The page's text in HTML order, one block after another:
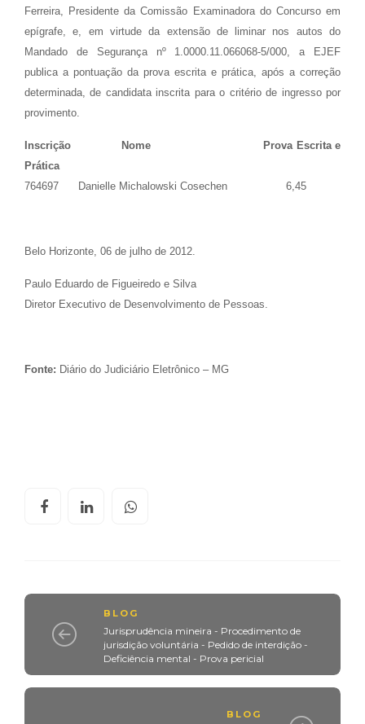
Ferreira, Presidente da Comissão Examinadora do Concurso em
epígrafe, e, em virtude da extensão de liminar nos autos do
Mandado de Segurança nº 1.0000.11.066068-5/000, a EJEF
publica a pontuação da prova escrita e prática, após a correção
determinada, de candidata inscrita para o critério de ingresso por
provimento.
Inscrição Nome Prova Escrita e
Prática
764697 Danielle Michalowski Cosechen 6,45
Belo Horizonte, 06 de julho de 2012.
Paulo Eduardo de Figueiredo e Silva
Diretor Executivo de Desenvolvimento de Pessoas.
Fonte: Diário do Judiciário Eletrônico – MG
BLOG
Jurisprudência mineira - Procedimento de
jurisdição voluntária - Pedido de interdição -
Deficiência mental - Prova pericial
BLOG